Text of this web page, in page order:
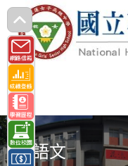
跳
轉
至
主
要
內
容 國語文